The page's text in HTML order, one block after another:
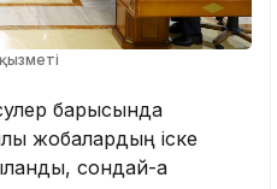
барысында
жобалардың іске
сондай-ақ